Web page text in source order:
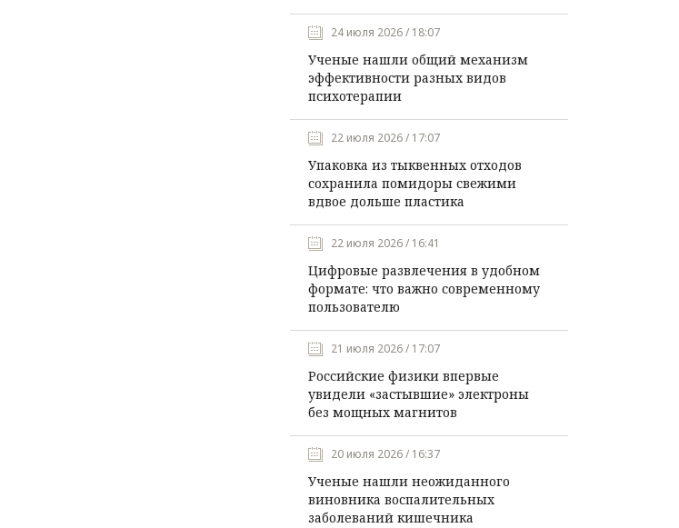
24 июля 2026 / 18:07
Ученые нашли общий механизм
эффективности разных видов
психотерапии
22 июля 2026 / 17:07
Упаковка из тыквенных отходов
сохранила помидоры свежими
вдвое дольше пластика
22 июля 2026 / 16:41
Цифровые развлечения в удобном
формате: что важно современному
пользователю
21 июля 2026 / 17:07
Российские физики впервые
увидели «застывшие» электроны
без мощных магнитов
20 июля 2026 / 16:37
Ученые нашли неожиданного
виновника воспалительных
заболеваний кишечника